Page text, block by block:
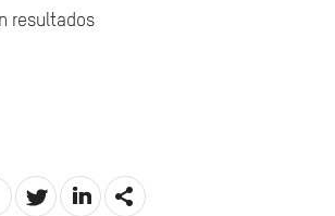
resultados